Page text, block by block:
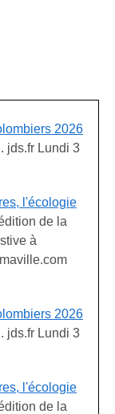
2026
Lundi 3
l'écologie
de la
à
2026
Lundi 3
l'écologie
de la